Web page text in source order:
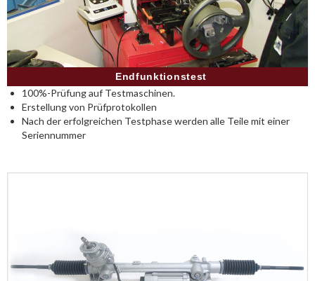
Endfunktionstest
100%-Prüfung auf Testmaschinen.
Erstellung von Prüfprotokollen
Nach der erfolgreichen Testphase werden alle Teile mit einer
Seriennummer